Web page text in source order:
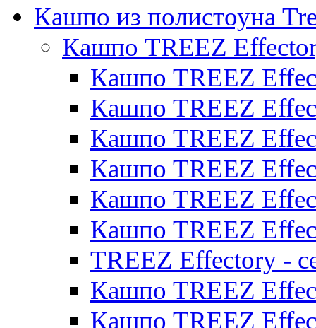
Кашпо из полистоуна
Кашпо TREEZ
Кашпо TREEZ
Кашпо TREEZ
Кашпо TREEZ
Кашпо TREEZ
Кашпо TREEZ
Кашпо TREEZ
TREEZ Effectory -
Кашпо TREEZ
Кашпо TREEZ